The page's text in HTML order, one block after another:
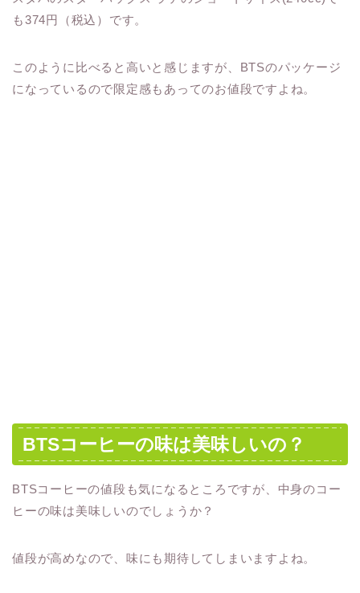
も374円（税込）です。
このように比べると高いと感じますが、BTSのパッケージ
になっているので限定感もあってのお値段ですよね。
BTSコーヒーの味は美味しいの？
BTSコーヒーの値段も気になるところですが、中身のコー
ヒーの味は美味しいのでしょうか？
値段が高めなので、味にも期待してしまいますよね。